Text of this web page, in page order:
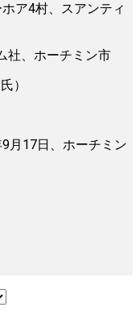
ア4村、スアンティ
社、ホーチミン市
）
月17日、ホーチミン